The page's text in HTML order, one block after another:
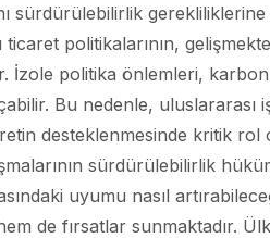
sürdürülebilirlik
politikalarının,
İzole politika önlemleri,
Bu nedenle,
desteklenmesinde kritik rol
sürdürülebilirlik
uyumu nasıl
de fırsatlar sunmaktadır.